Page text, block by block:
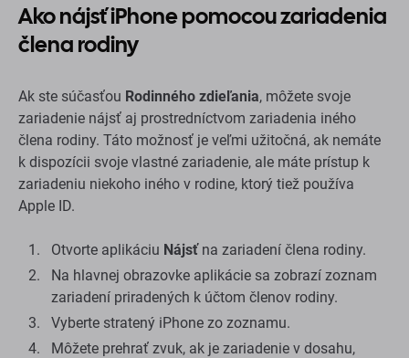
Ako nájsť iPhone pomocou zariadenia
člena rodiny
Ak ste súčasťou Rodinného zdieľania, môžete svoje
zariadenie nájsť aj prostredníctvom zariadenia iného
člena rodiny. Táto možnosť je veľmi užitočná, ak nemáte
k dispozícii svoje vlastné zariadenie, ale máte prístup k
zariadeniu niekoho iného v rodine, ktorý tiež používa
Apple ID.
Otvorte aplikáciu Nájsťna zariadení člena rodiny.
Na hlavnej obrazovke aplikácie sa zobrazí zoznam
zariadení priradených k účtom členov rodiny.
Vyberte stratený iPhone zo zoznamu.
Môžete prehrať zvuk, ak je zariadenie v dosahu,